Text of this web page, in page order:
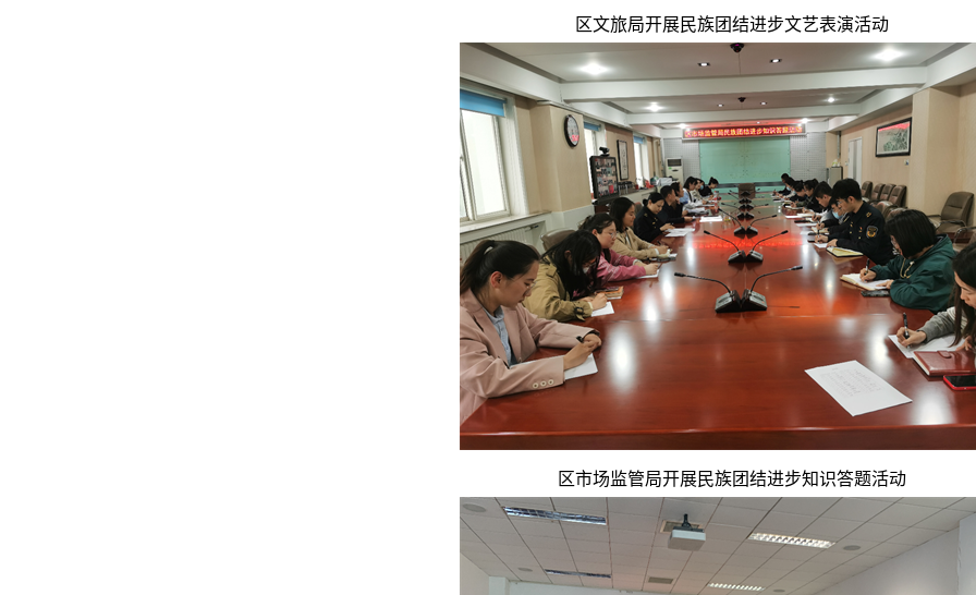
区文旅局开展民族团结进步文艺表演活动
区市场监管局开展民族团结进步知识答题活动